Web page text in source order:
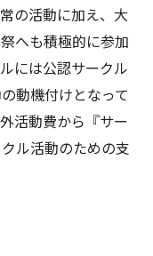
の活動に加え、大
へも積極的に参加
には公認サークル
動機付けとなって
活動費から『サー
ル活動のための支